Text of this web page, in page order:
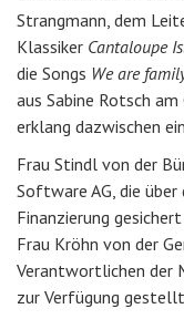
Strangmann, dem
Klassiker Cantaloupe
die Songs We are
aus Sabine Rotsch
erklang dazwischen
Frau Stindl von der
Software AG, die über
Finanzierung
Frau Kröhn von der
Verantwortlichen der
zur Verfügung